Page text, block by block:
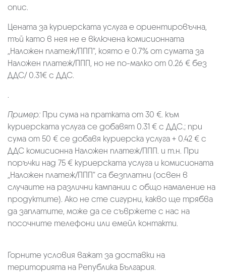
опис.
Цената за куриерската услуга е ориентировъчна,
тъй като в нея не е включена комисионната
„Наложен платеж/ППП“, която е 0.7% от сумата за
Наложен платеж/ППП, но не по-малко от 0.26 € без
ДДС/ 0.31€ с ДДС.
.
Пример: При сума на пратката от 30 €. към
куриерската услуга се добавят 0.31 € с ДДС.; при
сума от 50 € се добавя куриерска услуга + 0.42 € с
ДДС комисионна Наложен платеж/ППП. и т.н. При
поръчки над 75 € куриерската услуга и комисионата
„Наложен платеж/ППП“ са безплатни (освен в
случаите на различни кампании с общо намаление на
продуктите). Ако не сте сигурни, какво ще трябва
да заплатите, може да се съвржете с нас на
посочните телефони или емейл контакти.
Горните условия важат за доставки на
територията на Република България.